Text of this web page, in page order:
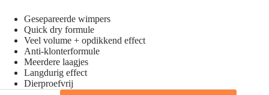
Gesepareerde wimpers
Quick dry formule
Veel volume + opdikkend effect
Anti-klonterformule
Meerdere laagjes
Langdurig effect
Dierproefvrij